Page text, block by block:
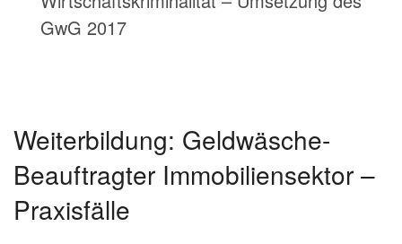
GwG 2017
Weiterbildung: Geldwäsche-
Beauftragter Immobiliensektor –
Praxisfälle